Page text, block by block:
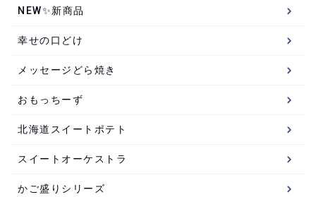
NEW✨新商品
幸せの口どけ
メッセージどら焼き
おもっちーず
北海道スイートポテト
スイートオーケストラ
かご盛りシリーズ